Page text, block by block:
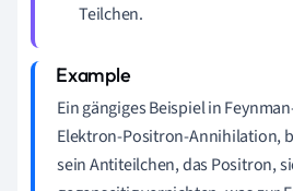
Teilchen.
Ein gängiges Beispiel in
Elektron-Positron-Annihilation,
sein Antiteilchen, das Positron,